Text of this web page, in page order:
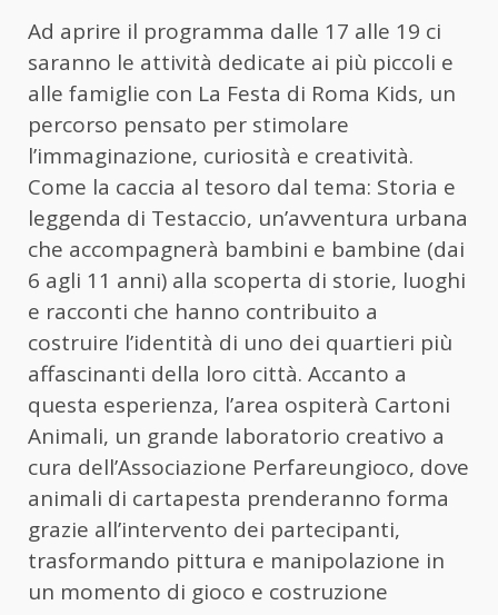
Ad aprire il programma dalle 17 alle 19 ci
saranno le attività dedicate ai più piccoli e
alle famiglie con La Festa di Roma Kids, un
percorso pensato per stimolare
l’immaginazione, curiosità e creatività.
Come la caccia al tesoro dal tema: Storia e
leggenda di Testaccio, un’avventura urbana
che accompagnerà bambini e bambine (dai
6 agli 11 anni) alla scoperta di storie, luoghi
e racconti che hanno contribuito a
costruire l’identità di uno dei quartieri più
affascinanti della loro città. Accanto a
questa esperienza, l’area ospiterà Cartoni
Animali, un grande laboratorio creativo a
cura dell’Associazione Perfareungioco, dove
animali di cartapesta prenderanno forma
grazie all’intervento dei partecipanti,
trasformando pittura e manipolazione in
un momento di gioco e costruzione